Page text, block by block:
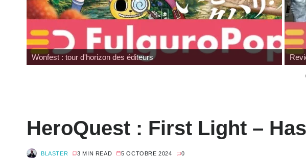
Review Mafex Terminator 2 : T-800 & John Connor G.I.
HeroQuest : First Light –
BLASTER 3 MIN READ 5 OCTOBRE 2024 0